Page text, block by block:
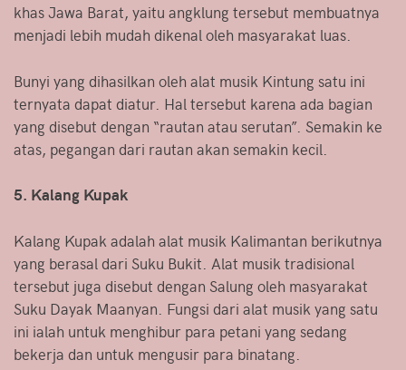
khas Jawa Barat, yaitu angklung tersebut membuatnya
menjadi lebih mudah dikenal oleh masyarakat luas.
Bunyi yang dihasilkan oleh alat musik Kintung satu ini
ternyata dapat diatur. Hal tersebut karena ada bagian
yang disebut dengan “rautan atau serutan”. Semakin ke
atas, pegangan dari rautan akan semakin kecil.
5. Kalang Kupak
Kalang Kupak adalah alat musik Kalimantan berikutnya
yang berasal dari Suku Bukit. Alat musik tradisional
tersebut juga disebut dengan Salung oleh masyarakat
Suku Dayak Maanyan. Fungsi dari alat musik yang satu
ini ialah untuk menghibur para petani yang sedang
bekerja dan untuk mengusir para binatang.